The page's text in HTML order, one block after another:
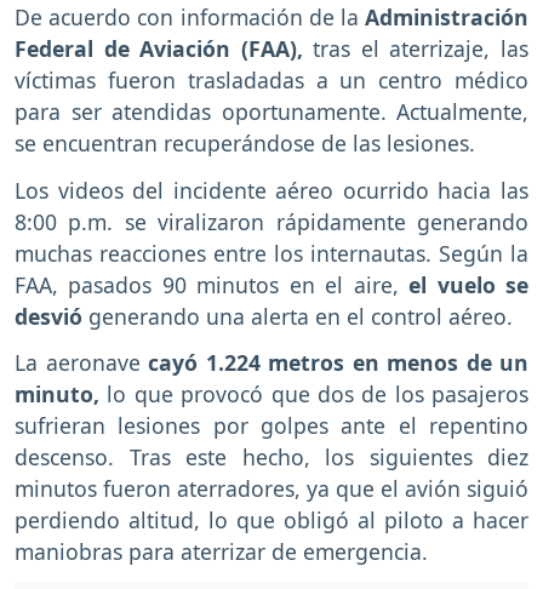
De acuerdo con información de la Administración
Federal de Aviación (FAA),tras el aterrizaje, las
víctimas fueron trasladadas a un centro médico
para ser atendidas oportunamente. Actualmente,
se encuentran recuperándose de las lesiones.
Los videos del incidente aéreo ocurrido hacia las
8:00 p.m. se viralizaron rápidamente generando
muchas reacciones entre los internautas. Según la
FAA, pasados 90 minutos en el aire, el vuelo se
desvió generando una alerta en el control aéreo.
La aeronave cayó 1.224 metros en menos de un
minuto, lo que provocó que dos de los pasajeros
sufrieran lesiones por golpes ante el repentino
descenso. Tras este hecho, los siguientes diez
minutos fueron aterradores, ya que el avión siguió
perdiendo altitud, lo que obligó al piloto a hacer
maniobras para aterrizar de emergencia.